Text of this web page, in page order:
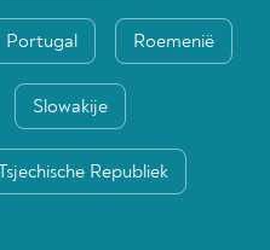
Portugal Roemenië
Slowakije
Tsjechische Republiek